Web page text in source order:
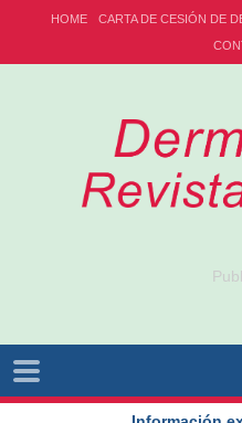
HOME CARTA DE CESIÓN DE